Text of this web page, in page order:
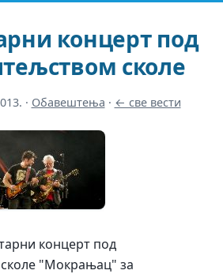
концерт под
сколе
· Обавештења · ← све вести
концерт под
"Мокрањац" за